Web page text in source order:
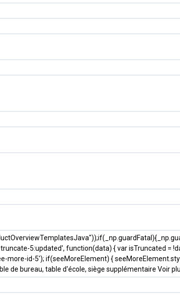
5:updated', function(data) { var isTruncated =
id-5'); if(seeMoreElement) {
de bureau, table d'école, siège supplémentaire Voir